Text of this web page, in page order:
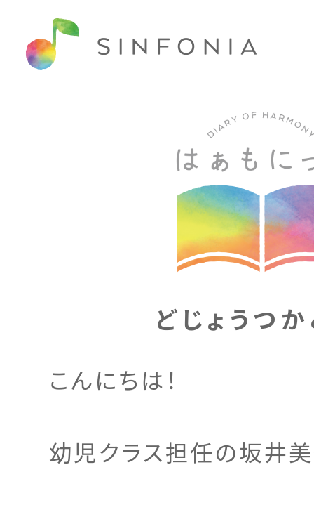
どじょうつか
こんにちは！
幼児クラス担任の坂井